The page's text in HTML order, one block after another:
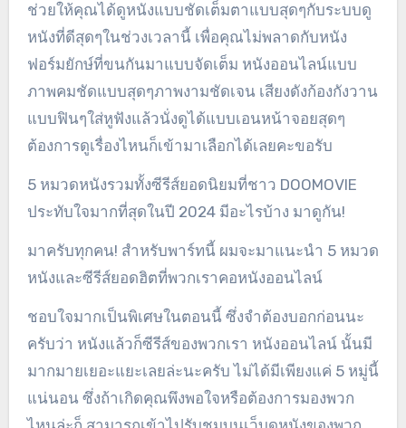
ช่วยให้คุณได้ดูหนังแบบชัดเต็มตาแบบสุดๆกับระบบดู
หนังที่ดีสุดๆในช่วงเวลานี้ เพื่อคุณไม่พลาดกับหนัง
ฟอร์มยักษ์ที่ขนกันมาแบบจัดเต็ม หนังออนไลน์แบบ
ภาพคมชัดแบบสุดๆภาพงามชัดเจน เสียงดังก้องกังวาน
แบบฟินๆใส่หูฟังแล้วนั่งดูได้แบบเอนหน้าจอยสุดๆ
ต้องการดูเรื่องไหนก็เข้ามาเลือกได้เลยคะขอรับ
5 หมวดหนังรวมทั้งซีรีส์ยอดนิยมที่ชาว DOOMOVIE
ประทับใจมากที่สุดในปี 2024 มีอะไรบ้าง มาดูกัน!
มาครับทุกคน! สำหรับพาร์ทนี้ ผมจะมาแนะนำ 5 หมวด
หนังและซีรีส์ยอดฮิตที่พวกเราคอหนังออนไลน์
ชอบใจมากเป็นพิเศษในตอนนี้ ซึ่งจำต้องบอกก่อนนะ
ครับว่า หนังแล้วก็ซีรีส์ของพวกเรา หนังออนไลน์ นั้นมี
มากมายเยอะแยะเลยล่ะนะครับ ไม่ได้มีเพียงแค่ 5 หมู่นี้
แน่นอน ซึ่งถ้าเกิดคุณพึงพอใจหรือต้องการมองพวก